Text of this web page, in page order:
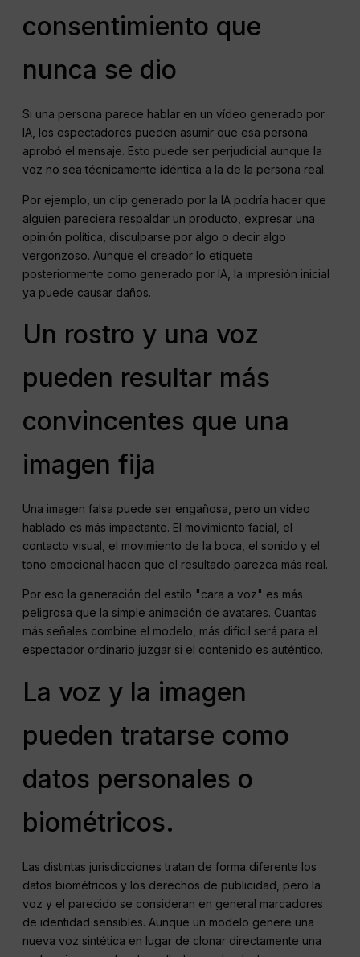
consentimiento que
nunca se dio
Si una persona parece hablar en un vídeo generado por
IA, los espectadores pueden asumir que esa persona
aprobó el mensaje. Esto puede ser perjudicial aunque la
voz no sea técnicamente idéntica a la de la persona real.
Por ejemplo, un clip generado por la IA podría hacer que
alguien pareciera respaldar un producto, expresar una
opinión política, disculparse por algo o decir algo
vergonzoso. Aunque el creador lo etiquete
posteriormente como generado por IA, la impresión inicial
ya puede causar daños.
Un rostro y una voz
pueden resultar más
convincentes que una
imagen fija
Una imagen falsa puede ser engañosa, pero un vídeo
hablado es más impactante. El movimiento facial, el
contacto visual, el movimiento de la boca, el sonido y el
tono emocional hacen que el resultado parezca más real.
Por eso la generación del estilo "cara a voz" es más
peligrosa que la simple animación de avatares. Cuantas
más señales combine el modelo, más difícil será para el
espectador ordinario juzgar si el contenido es auténtico.
La voz y la imagen
pueden tratarse como
datos personales o
biométricos.
Las distintas jurisdicciones tratan de forma diferente los
datos biométricos y los derechos de publicidad, pero la
voz y el parecido se consideran en general marcadores
de identidad sensibles. Aunque un modelo genere una
nueva voz sintética en lugar de clonar directamente una